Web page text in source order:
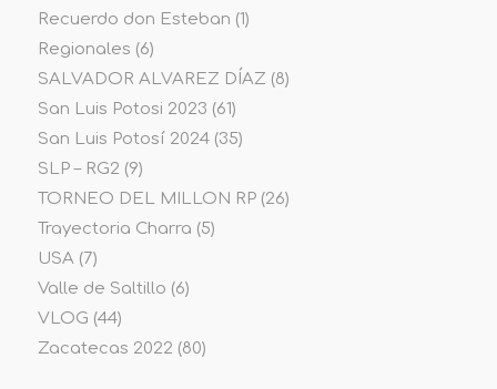
Recuerdo don Esteban (1)
Regionales (6)
SALVADOR ALVAREZ DÍAZ (8)
San Luis Potosi 2023 (61)
San Luis Potosí 2024(35)
SLP – RG2 (9)
TORNEO DEL MILLON RP(26)
Trayectoria Charra (5)
USA(7)
Valle de Saltillo (6)
VLOG (44)
Zacatecas 2022 (80)